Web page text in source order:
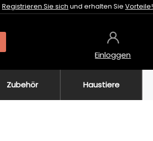
Registrieren Sie sich und erhalten Sie Vorteile!
Einloggen
Zubehör Haustiere